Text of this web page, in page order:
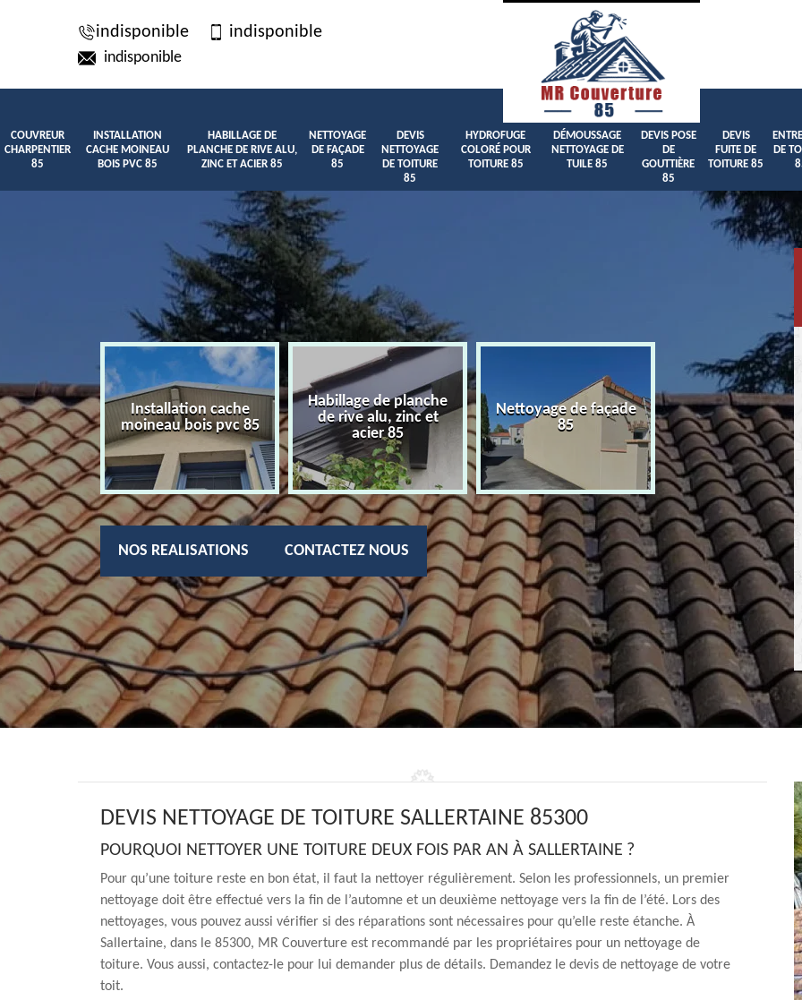
indisponible indisponible
indisponible
COUVREUR
CHARPENTIER
85
INSTALLATION
CACHE MOINEAU
BOIS PVC 85
HABILLAGE DE
PLANCHE DE RIVE ALU,
ZINC ET ACIER 85
NETTOYAGE
DE FAÇADE
85
DEVIS
NETTOYAGE
DE TOITURE
85
HYDROFUGE
COLORÉ POUR
TOITURE 85
DÉMOUSSAGE
NETTOYAGE DE
TUILE 85
DEVIS POSE
DE
GOUTTIÈRE
85
DEVIS
FUITE DE
TOITURE 85
DE
Installation cache
moineau bois pvc 85
Habillage de planche
de rive alu, zinc et
acier 85
Nettoyage de façade
85
Devis nettoyage
toiture 85
NOS REALISATIONS CONTACTEZ NOUS
DEVIS NETTOYAGE DE TOITURE SALLERTAINE 85300
POURQUOI NETTOYER UNE TOITURE DEUX FOIS PAR AN À SALLERTAINE ?
Pour qu’une toiture reste en bon état, il faut la nettoyer régulièrement. Selon les professionnels, un premier
nettoyage doit être effectué vers la fin de l’automne et un deuxième nettoyage vers la fin de l’été. Lors des
nettoyages, vous pouvez aussi vérifier si des réparations sont nécessaires pour qu’elle reste étanche. À
Sallertaine, dans le 85300, MR Couverture est recommandé par les propriétaires pour un nettoyage de
toiture. Vous aussi, contactez-le pour lui demander plus de détails. Demandez le devis de nettoyage de votre
toit.